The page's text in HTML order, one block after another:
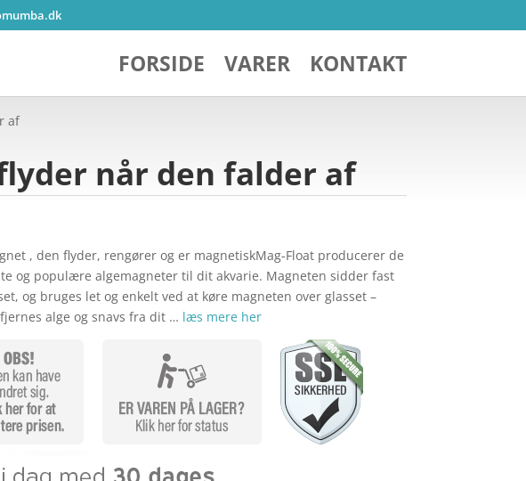
FORSIDE VARER KONTAKT
af
når den falder af
, den flyder, rengører og er magnetiskMag-Float producerer de
og populære algemagneter til dit akvarie. Magneten sidder fast
og bruges let og enkelt ved at køre magneten over glasset –
alge og snavs fra dit … læs mere her